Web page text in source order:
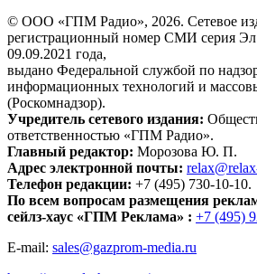
© ООО «ГПМ Радио», 2026. Сетевое
регистрационный номер СМИ серия
09.09.2021 года,
выдано Федеральной службой по
информационных технологий и
(Роскомнадзор).
Учредитель сетевого издания:
ответственностью «ГПМ Радио».
Главный редактор: Морозова Ю. П.
Адрес электронной почты:
Телефон редакции: +7 (495) 730-10-10.
По всем вопросам размещения
сейлз-хаус «ГПМ Реклама» : +7 (495)
E-mail: sales@gazprom-media.ru